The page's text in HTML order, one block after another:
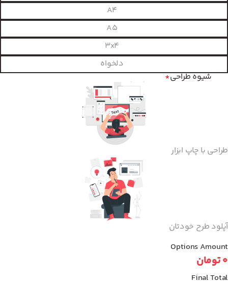
A4
A5
3x4
دلخواه
*شیوه طراحی
طراحی با چاپ ابزار
آپلود طرح خودتان
Options Amount
0تومان
Final Total